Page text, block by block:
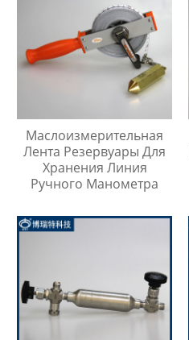
Маслоизмерительная
Лента Резервуары Для
Хранения Линия
Ручного Манометра